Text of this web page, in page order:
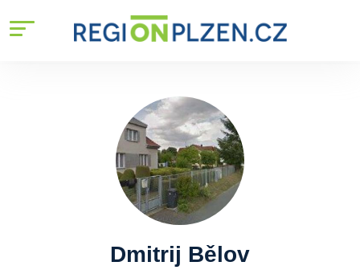
Dmitrij Bělov